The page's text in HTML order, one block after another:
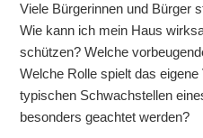
Viele Bürgerinnen und Bürger
Wie kann ich mein Haus
schützen? Welche
Welche Rolle spielt das
typischen Schwachstellen
besonders geachtet werden?